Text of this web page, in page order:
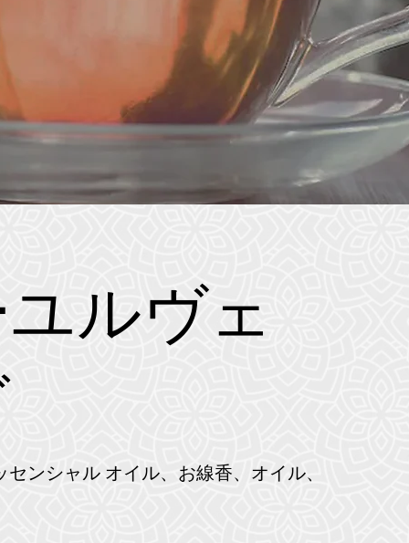
ルヴェ
ンシャル オイル、お線香、オイル、